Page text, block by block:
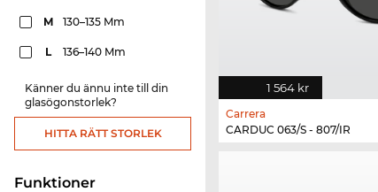
M 130–135 Mm
L 136–140 Mm
Känner du ännu inte till din
glasögonstorlek?
HITTA RÄTT STORLEK
Funktioner
1 564 kr
Carrera
CARDUC 063/S - 807/IR